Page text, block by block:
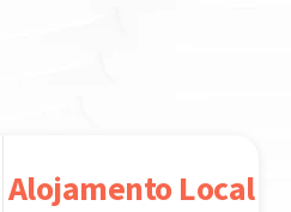
Alojamento Local